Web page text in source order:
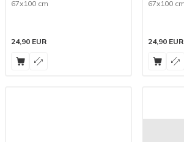
67x100 cm
24,90 EUR
67x100 cm
24,90 EUR